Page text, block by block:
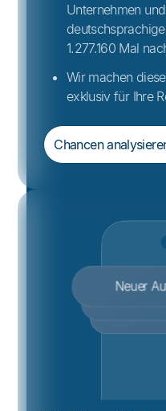
Unternehmen
1.277.160 Mal
Wir machen
exklusiv für Ihre
Chancen
Neue
Neue